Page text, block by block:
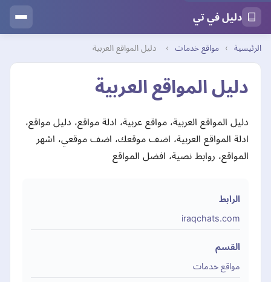
دليل في تي
الرئيسية › مواقع خدمات › دليل المواقع العربية
دليل المواقع العربية
دليل المواقع العربية، مواقع عربية، ادلة مواقع، دليل مواقع،
ادلة المواقع العربية، اضف موقعك، اضف موقعي، اشهر
المواقع، روابط نصية، افضل المواقع
الرابط
iraqchats.com
القسم
مواقع خدمات